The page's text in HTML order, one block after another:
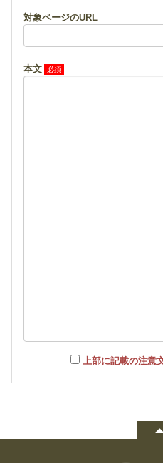
対象ページのURL
本文
上部に記載の注意